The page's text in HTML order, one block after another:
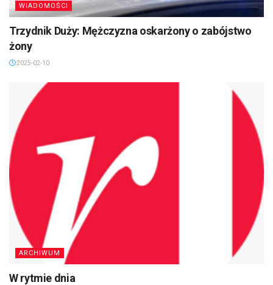
WIADOMOŚCI
Trzydnik Duży: Mężczyzna oskarżony o zabójstwo
żony
2025-02-10
ARCHIWUM
W rytmie dnia